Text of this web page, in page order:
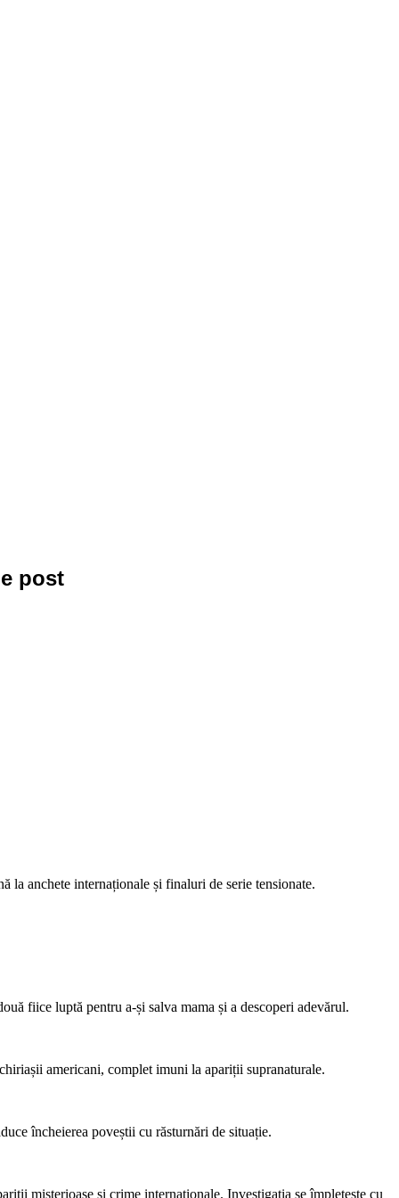
post
anchete internaționale și finaluri de serie tensionate.
fiice luptă pentru a-și salva mama și a descoperi adevărul.
americani, complet imuni la apariții supranaturale.
încheierea poveștii cu răsturnări de situație.
misterioase și crime internaționale. Investigația se împletește cu